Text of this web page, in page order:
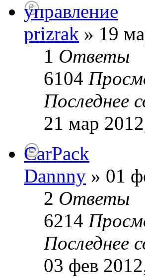
управление
prizrak » 19
1 Ответы
6104
Последнее
21 мар
CarPack
Dannny » 01
2 Ответы
6214
Последнее
03 фев